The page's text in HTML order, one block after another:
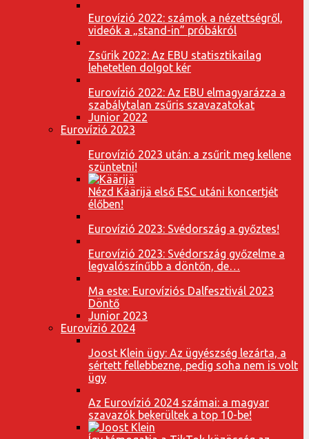
Eurovízió 2022: számok a nézettségről,
videók a „stand-in” próbákról
Zsűrik 2022: Az EBU statisztikailag
lehetetlen dolgot kér
Eurovízió 2022: Az EBU elmagyarázza a
szabálytalan zsűris szavazatokat
Junior 2022
Eurovízió 2023
Eurovízió 2023 után: a zsűrit meg kellene
szüntetni!
Nézd Käärijä első ESC utáni koncertjét
élőben!
Eurovízió 2023: Svédország a győztes!
Eurovízió 2023: Svédország győzelme a
legvalószínűbb a döntőn, de…
Ma este: Eurovíziós Dalfesztivál 2023
Döntő
Junior 2023
Eurovízió 2024
Joost Klein ügy: Az ügyészség lezárta, a
sértett fellebbezne, pedig soha nem is volt
ügy
Az Eurovízió 2024 számai: a magyar
szavazók bekerültek a top 10-be!